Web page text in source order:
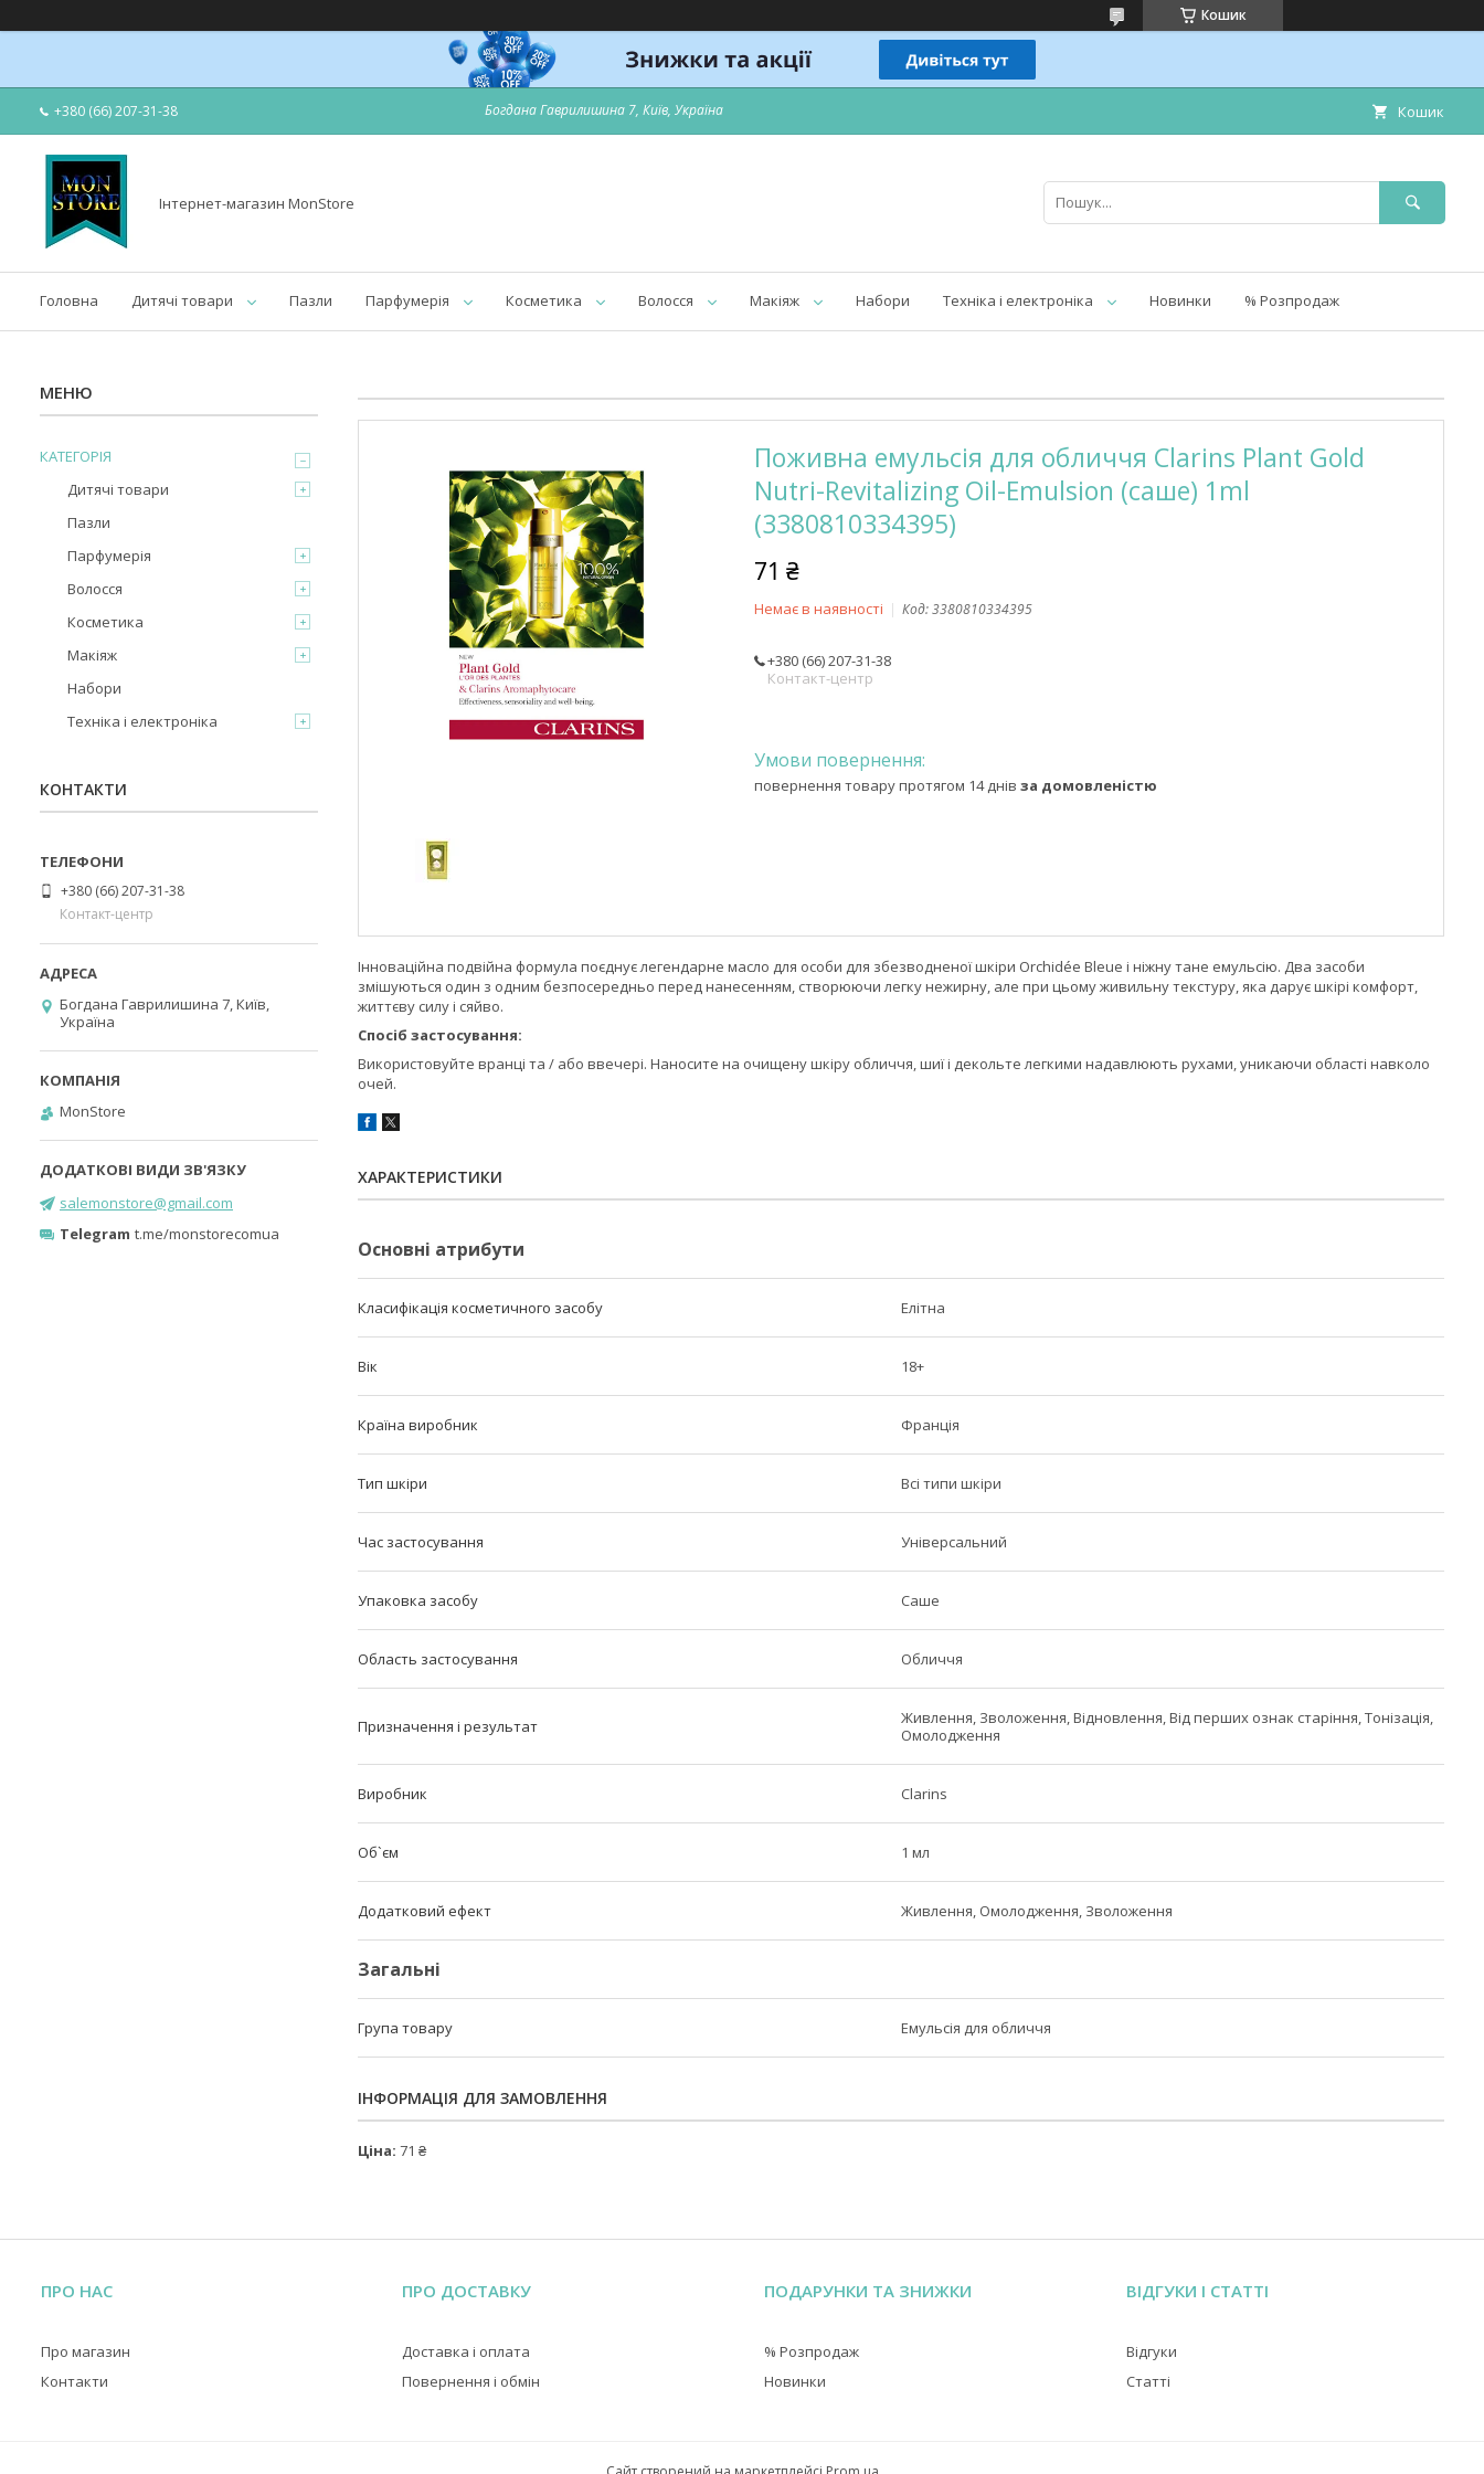
Кошик
+380 (66) 207-31-38 Богдана Гаврилишина 7, Київ, Україна Кошик
Інтернет-магазин MonStore
Головна Дитячі товари Пазли Парфумерія Косметика Волосся Макіяж Набори Техніка і електроніка Новинки % Розпродаж
Поживна емульсія для обличчя Clarins Plant Gold
Nutri-Revitalizing Oil-Emulsion (саше) 1ml
(3380810334395)
71 ₴
Немає в наявності Код:3380810334395
+380 (66) 207-31-38
Контакт-центр
повернення товару протягом 14 днів за домовленістю
Інноваційна подвійна формула поєднує легендарне масло для особи для збезводненої шкіри Orchidée Bleue і ніжну тане емульсію. Два засоби
змішуються один з одним безпосередньо перед нанесенням, створюючи легку нежирну, але при цьому живильну текстуру, яка дарує шкірі комфорт,
життєву силу і сяйво.
Спосіб застосування:
Використовуйте вранці та / або ввечері. Наносите на очищену шкіру обличчя, шиї і декольте легкими надавлюють рухами, уникаючи області навколо
очей.
ХАРАКТЕРИСТИКИ
Основні атрибути
Класифікація косметичного засобу Елітна
Вік 18+
Країна виробник Франція
Тип шкіри Всі типи шкіри
Час застосування Універсальний
Упаковка засобу Саше
Область застосування Обличчя
Призначення і результат
Живлення, Зволоження, Відновлення, Від перших ознак старіння, Тонізація,
Омолодження
Виробник Clarins
Об`єм 1 мл
Додатковий ефект Живлення, Омолодження, Зволоження
Загальні
Група товару Емульсія для обличчя
ІНФОРМАЦІЯ ДЛЯ ЗАМОВЛЕННЯ
Ціна: 71 ₴
КАТЕГОРІЯ
Дитячі товари
Пазли
Парфумерія
Волосся
Косметика
Макіяж
Набори
Техніка і електроніка
КОНТАКТИ
+380 (66) 207-31-38
Контакт-центр
Богдана Гаврилишина 7, Київ,
Україна
MonStore
salemonstore@gmail.com
Telegram t.me/monstorecomua
ПРО НАС
Про магазин
Контакти
ПРО ДОСТАВКУ
Доставка і оплата
Повернення і обмін
ПОДАРУНКИ ТА ЗНИЖКИ
% Розпродаж
Новинки
ВІДГУКИ І СТАТТІ
Відгуки
Статті